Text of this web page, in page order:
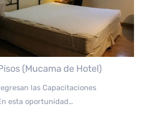
(Mucama de Hotel)
las Capacitaciones
esta oportunidad…